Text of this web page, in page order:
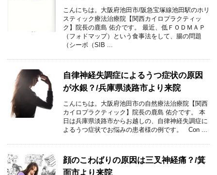
こんにちは。大阪府池田市/阪急宝塚線池田駅のホリ
スティック療法治療院【関西カイロプラクティッ
ク】院長の鹿島 佑介です。 最近、低ＦＯＤＭＡＰ
（フォドマップ）という食事法をして、腸の問題
（シーボ（SIB ...
自律神経失調症によるうつ症状の原因
が水銀？/兵庫県淡路市より来院
こんにちは。大阪府池田市の自然療法治療院【関西
カイロプラクティック】院長の鹿島 佑介です。 本
日は兵庫県淡路市からお越しの、自律神経失調症に
よるうつ症状でお悩みの患者様の例です。 Con ...
顔のこわばりの原因は三叉神経痛？/箕
面市より来院